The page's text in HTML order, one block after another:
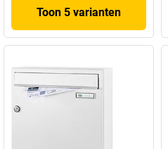
Toon 5 varianten